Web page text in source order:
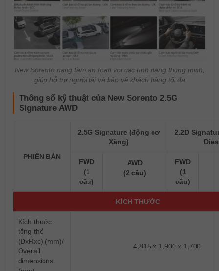
New Sorento nâng tầm an toàn với các tính năng thông minh,
giúp hỗ trợ người lái và bảo vệ khách hàng tối đa
Thông số kỹ thuật của New Sorento 2.5G
Signature AWD
PHIÊN BẢN
2.5G Signature (động cơ
Xăng)
2.2D
FWD
(1
cầu)
AWD
(2 cầu)
FWD
(1
cầu)
KÍCH THƯỚC
Kích thước
tổng thể
(DxRxc) (mm)/
Overall
dimensions
4,815 x 1,900 x 1,700